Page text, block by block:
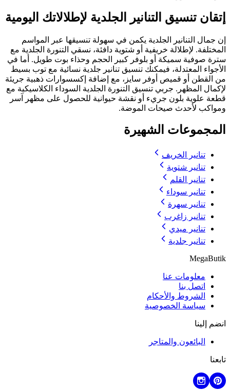
إتقان تنسيق التنانير الجلدية لإطلالاتك اليومية
إن جمال التنانير الجلدية يكمن في سهولة تنسيقها عبر المواسم
المختلفة. لإطلالة خريفية أو شتوية دافئة، نسقي التنورة الجلدية مع
سترة صوفية سميكة أو بلوفر كبير الحجم وحذاء بوت طويل. أما في
الأجواء المعتدلة، فيمكنك تنسيق تنانير جلدية نسائية مع توب بسيط
من القطن أو قميص أوفر سايز، مع إضافة إكسسوارات ذهبية جريئة
لإكمال المظهر. جربي تنسيق التنورة الجلدية السوداء الكلاسيكية مع
قطعة علوية بلون جريء أو نقشة حيوانية للحصول على مظهر آسر
ومواكب لأحدث صيحات الموضة.
المجموعات الشهيرة
تنانير الخريف
تنانير شتوية
تنانير القلم
تنانير سوداء
تنانير سهرة
تنانير زاغرب
تنانير ميدي
تنانير جلدية
MegaButik
معلومات عنا
اتصل بنا
الشروط والأحكام
سياسة الخصوصية
انضم إلينا
البائعون والمتاجر
تابعنا